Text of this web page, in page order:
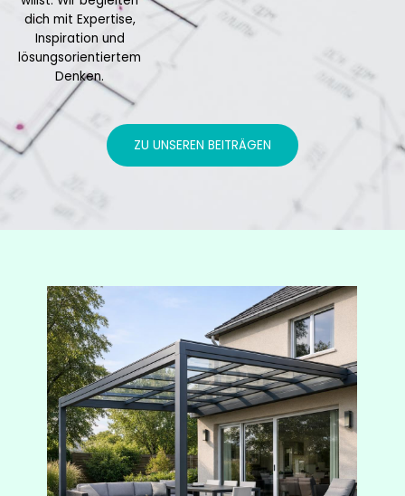
dich mit Expertise,
Inspiration und
lösungsorientiertem
Denken.
ZU UNSEREN BEITRÄGEN